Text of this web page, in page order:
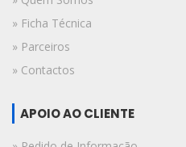
» Ficha Técnica
» Parceiros
» Contactos
APOIO AO CLIENTE